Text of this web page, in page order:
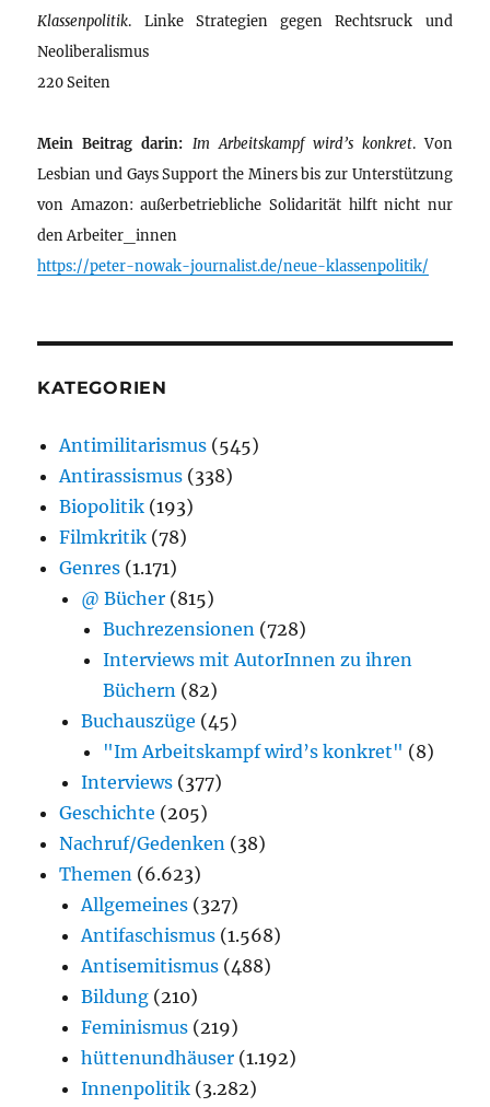
Klassenpolitik. Linke Strategien gegen Rechtsruck und
Neoliberalismus
220 Seiten
Mein Beitrag darin: Im Arbeitskampf wird’s konkret. Von
Lesbian und Gays Support the Miners bis zur Unterstützung
von Amazon: außerbetriebliche Solidarität hilft nicht nur
den Arbeiter_innen
https://peter-nowak-journalist.de/neue-klassenpolitik/
KATEGORIEN
Antimilitarismus (545)
Antirassismus (338)
Biopolitik (193)
Filmkritik (78)
Genres (1.171)
@ Bücher (815)
Buchrezensionen (728)
Interviews mit AutorInnen zu ihren
Büchern (82)
Buchauszüge (45)
"Im Arbeitskampf wird’s konkret" (8)
Interviews (377)
Geschichte (205)
Nachruf/Gedenken (38)
Themen (6.623)
Allgemeines (327)
Antifaschismus (1.568)
Antisemitismus (488)
Bildung (210)
Feminismus (219)
hüttenundhäuser (1.192)
Innenpolitik (3.282)